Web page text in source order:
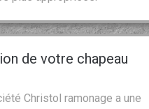
de votre chapeau
Christol ramonage a une